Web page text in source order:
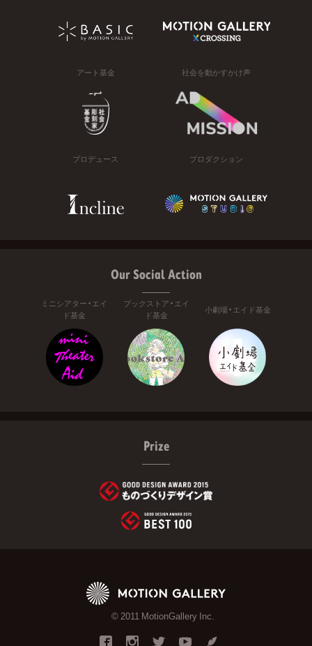
アート基金 社会を動かすかけ声
プロデュース プロダクション
Our Social Action
ミニシアター・エイ
ド基金
ブックストア・エイ
ド基金
小劇場・エイド基金
Prize
© 2011 MotionGallery Inc.